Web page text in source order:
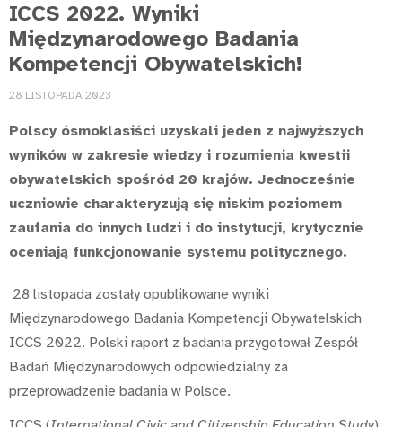
ICCS 2022. Wyniki
Międzynarodowego Badania
Kompetencji Obywatelskich!
28 LISTOPADA 2023
Polscy ósmoklasiści uzyskali jeden z najwyższych
wyników w zakresie wiedzy i rozumienia kwestii
obywatelskich spośród 20 krajów. Jednocześnie
uczniowie charakteryzują się niskim poziomem
zaufania do innych ludzi i do instytucji, krytycznie
oceniają funkcjonowanie systemu politycznego.
28 listopada zostały opublikowane wyniki
Międzynarodowego Badania Kompetencji Obywatelskich
ICCS 2022. Polski raport z badania przygotował Zespół
Badań Międzynarodowych odpowiedzialny za
przeprowadzenie badania w Polsce.